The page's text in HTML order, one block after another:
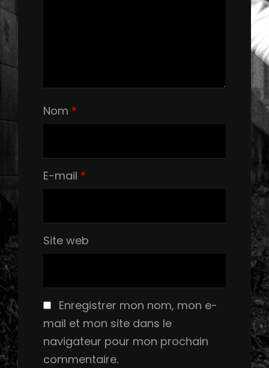
Nom *
E-mail *
Site web
Enregistrer mon nom, mon e-
mail et mon site dans le
navigateur pour mon prochain
commentaire.